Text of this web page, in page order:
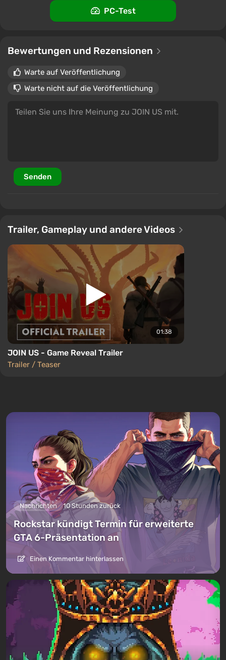
PC-Test
Bewertungen und Rezensionen
Warte auf Veröffentlichung
Warte nicht auf die Veröffentlichung
Senden
Trailer, Gameplay und andere Videos
01:38
JOIN US - Game Reveal Trailer
Trailer / Teaser
Nachrichten 10 Stunden zurück
Rockstar kündigt Termin für erweiterte
GTA 6-Präsentation an
Einen Kommentar hinterlassen